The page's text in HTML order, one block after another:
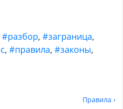
#разбор,#заграница,
,#правила,#законы,
Правила ›